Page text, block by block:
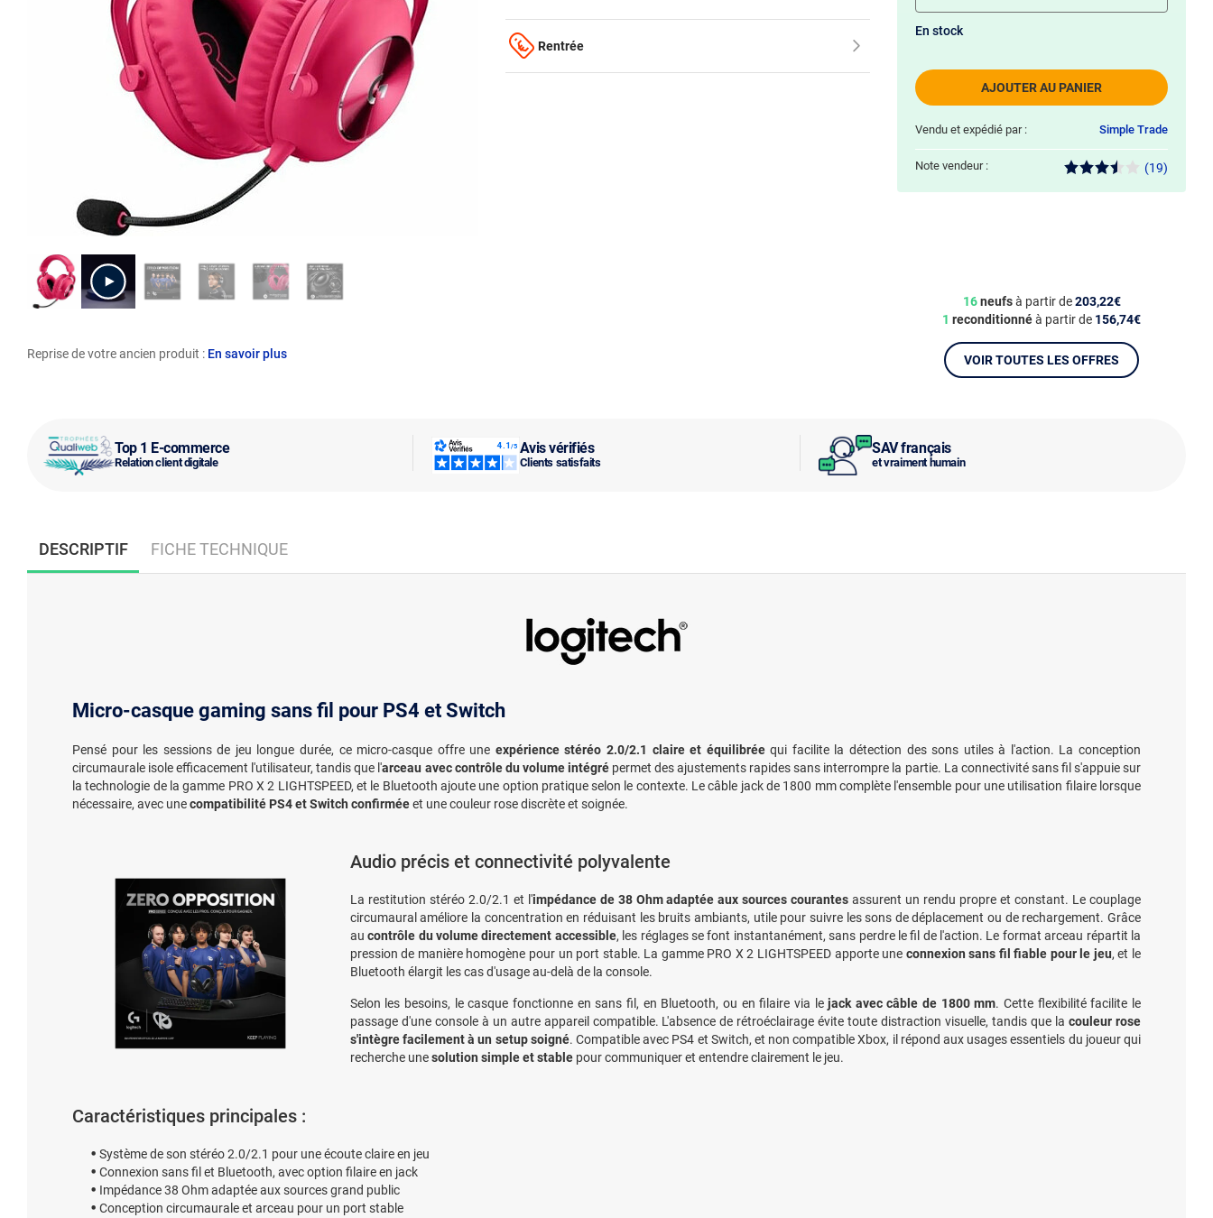
Top 1 E-commerce
Relation client digitale
Avis vérifiés
Clients satisfaits
SAV français
et vraiment humain
Reprise de votre ancien produit : En savoir plus
Rentrée
AJOUTER AU PANIER
En stock
Vendu et expédié par : Simple Trade
Note vendeur : (19)
16neufsà partir de203,22€
1 reconditionnéà partir de 156,74€
VOIR TOUTES LES OFFRES
DESCRIPTIF FICHE TECHNIQUE
Micro-casque gaming sans fil pour PS4 et Switch
Pensé pour les sessions de jeu longue durée, ce micro-casque offre une expérience stéréo 2.0/2.1 claire et équilibréequi facilite la détection des sons utiles à l'action. La conception
circumaurale isole efficacement l'utilisateur, tandis que l'arceau avec contrôle du volume intégrépermet des ajustements rapides sans interrompre la partie. La connectivité sans fil s'appuie sur
la technologie de la gamme PRO X 2 LIGHTSPEED, et le Bluetooth ajoute une option pratique selon le contexte. Le câble jack de 1800 mm complète l'ensemble pour une utilisation filaire lorsque
nécessaire, avec unecompatibilité PS4 et Switch confirméeet une couleur rose discrète et soignée.
Audio précis et connectivité polyvalente
La restitution stéréo 2.0/2.1 et l'impédance de 38 Ohm adaptée aux sources courantes assurent un rendu propre et constant. Le couplage
circumaural améliore la concentration en réduisant les bruits ambiants, utile pour suivre les sons de déplacement ou de rechargement. Grâce
aucontrôle du volume directement accessible, les réglages se font instantanément, sans perdre le fil de l'action. Le format arceau répartit la
pression de manière homogène pour un port stable. La gamme PRO X 2 LIGHTSPEED apporte une connexion sans fil fiable pour le jeu, et le
Bluetooth élargit les cas d'usage au-delà de la console.
Selon les besoins, le casque fonctionne en sans fil, en Bluetooth, ou en filaire via lejack avec câble de 1800 mm. Cette flexibilité facilite le
passage d'une console à un autre appareil compatible. L'absence de rétroéclairage évite toute distraction visuelle, tandis que lacouleur rose
s'intègre facilement à un setup soigné. Compatible avec PS4 et Switch, et non compatible Xbox, il répond aux usages essentiels du joueur qui
recherche unesolution simple et stablepour communiquer et entendre clairement le jeu.
Caractéristiques principales :
Système de son stéréo 2.0/2.1 pour une écoute claire en jeu
Connexion sans fil et Bluetooth, avec option filaire en jack
Impédance 38 Ohm adaptée aux sources grand public
Conception circumaurale et arceau pour un port stable